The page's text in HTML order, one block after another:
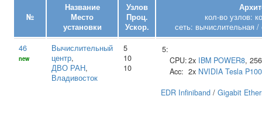
№
Название
Место
установки
Узлов
Проц.
Ускор.
кол-во узлов:
сеть: вычислительная /
46
new
Вычислительный
центр,
ДВО РАН,
Владивосток
5
10
10
5:
CPU:2x IBM POWER8,
Acc: 2x NVIDIA Tesla P100
EDR Infiniband / Gigabit